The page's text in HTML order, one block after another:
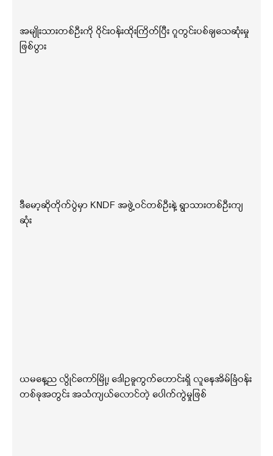
အမျိုးသားတစ်ဦးကို ဝိုင်းဝန်းထိုးကြိတ်ပြီး ဂူတွင်းပစ်ချသေဆုံးမှု
ဖြစ်ပွား
ဒီမော့ဆိုတိုက်ပွဲမှာ KNDF အဖွဲ့ဝင်တစ်ဦးနဲ့ ရွာသားတစ်ဦးကျ
ဆုံး
ယမနေ့ည လွိုင်ကော်မြို့၊ ဒေါဥခူကွက်ဟောင်းရှိ လူနေအိမ်ခြံဝန်း
တစ်ခုအတွင်း အသံကျယ်လောင်တဲ့ ပေါက်ကွဲမှုဖြစ်